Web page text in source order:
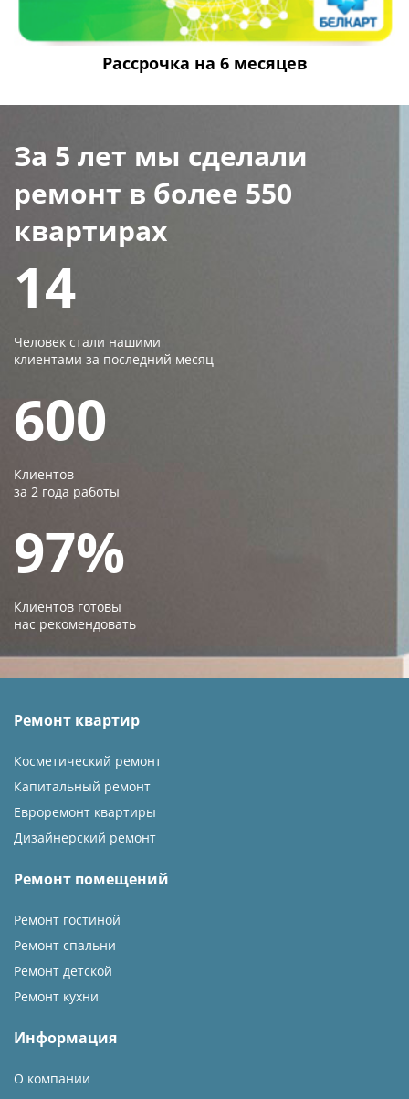
Рассрочка на 6 месяцев
За 5 лет мы сделали
ремонт в более 550
квартирах
14
Человек стали нашими
клиентами за последний месяц
600
Клиентов
за 2 года работы
97%
Клиентов готовы
нас рекомендовать
Ремонт квартир
Косметический ремонт
Капитальный ремонт
Евроремонт квартиры
Дизайнерский ремонт
Ремонт помещений
Ремонт гостиной
Ремонт спальни
Ремонт детской
Ремонт кухни
Информация
О компании